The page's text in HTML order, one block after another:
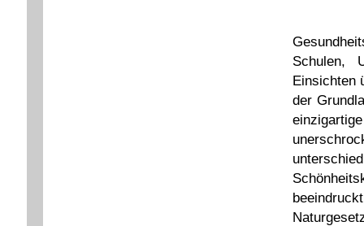
Schulen,
Einsichten
der